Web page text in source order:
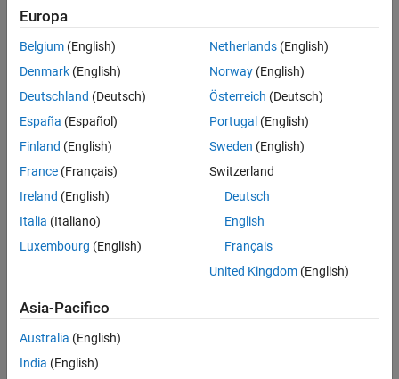
Modellare un sistema semplice in Simulink.
Scopri la gerarchia dei modelli
Scopri la gerarchia e i collegamenti in un sistema.
Per la progettazione Model-Based, usare Simulink.
PASSAGGIO 1:
Definizione e layout del sistema
PASSAGGIO 2:
Modellare e convalidare un sistema
PASSAGGIO 3:
Progettare un sistema in Simulink
Informazioni sulla modellazione e la
simulazione in Simulink
Diagrammi a blocchi di Simulink
Esempi in primo piano
Europa
Belgium (English)
Denmark (English)
Deutschland (Deutsch)
España (Español)
Finland (English)
France (Français)
Ireland (English)
Italia (Italiano)
Luxembourg (English)
Netherlands(English)
Norway(English)
Österreich (Deutsch)
Portugal (English)
Sweden (English)
Switzerland
Deutsch
English
Français
United Kingdom(English)
Asia-Pacifico
Australia (English)
India (English)